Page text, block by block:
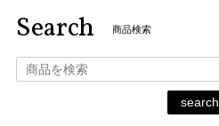
Search 商品検索
search